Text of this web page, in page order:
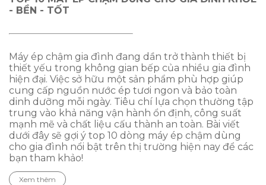
- BỀN - TỐT
Máy ép chậm gia đình đang dần trở thành thiết bị
thiết yếu trong không gian bếp của nhiều gia đình
hiện đại. Việc sở hữu một sản phẩm phù hợp giúp
cung cấp nguồn nước ép tươi ngon và bảo toàn
dinh dưỡng mỗi ngày. Tiêu chí lựa chọn thường tập
trung vào khả năng vận hành ổn định, công suất
mạnh mẽ và chất liệu cấu thành an toàn. Bài viết
dưới đây sẽ gợi ý top 10 dòng máy ép chậm dùng
cho gia đình nổi bật trên thị trường hiện nay để các
bạn tham khảo!
Xem thêm